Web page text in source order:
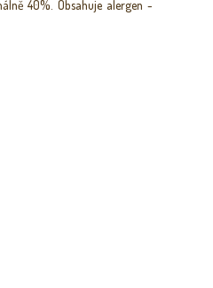
40%. Obsahuje alergen -